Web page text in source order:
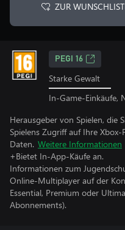
ZUR
PEGI 16
Starke Gewalt
In-Game-Einkäufe,
Herausgeber von Spielen, die
Spielens Zugriff auf Ihre
Daten. Weitere Informationen
+Bietet In-App-Käufe an.
Informationen zum
Online-Multiplayer auf der
Essential, Premium oder
Abonnements).